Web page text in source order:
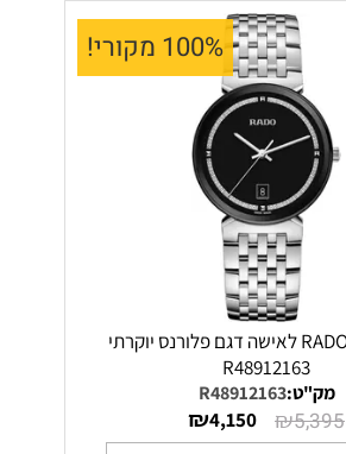
100% מקורי!
שעון ראדו RADO לאישה דגם פלורנס יוקרתי
R48912163
מק"ט:R48912163
₪5,395
₪4,150